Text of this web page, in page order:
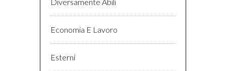
Economia E Lavoro
Esterni